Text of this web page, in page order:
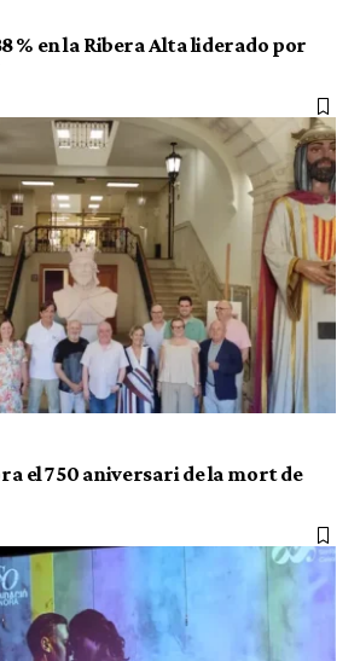
% en la Ribera Alta liderado por
el 750 aniversari de la mort de